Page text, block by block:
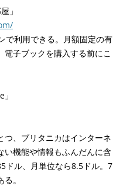
」
で利用できる。月額固定の有
子ブックを購入する前にこ
つ、ブリタニカはインターネ
い機能や情報もふんだんに含
ドル、月単位なら8.5ドル。7
。